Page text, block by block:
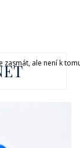
ale není k